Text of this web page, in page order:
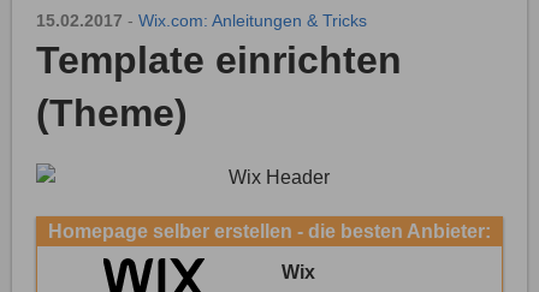
15.02.2017 - Wix.com: Anleitungen & Tricks
Template einrichten
(Theme)
Homepage selber erstellen - die besten Anbieter:
Wix